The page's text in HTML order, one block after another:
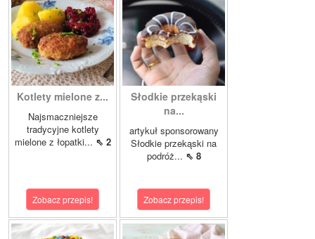
Kotlety mielone z...
Najsmaczniejsze
tradycyjne kotlety
mielone z łopatki... ⇖ 2
Zobacz przepis!
Słodkie przekąski
na...
artykuł sponsorowany
Słodkie przekąski na
podróż... ⇖ 8
Zobacz przepis!